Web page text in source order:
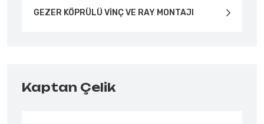
GEZER KÖPRÜLÜ VİNÇ VE RAY MONTAJI
Kaptan Çelik